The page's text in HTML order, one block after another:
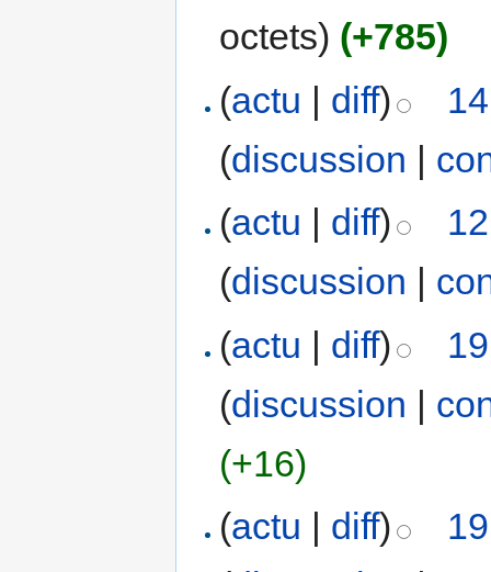
octets) (+785)
(actu | diff)
(discussion |
(actu | diff)
(discussion |
(actu | diff)
(discussion |
(+16)
(actu | diff)